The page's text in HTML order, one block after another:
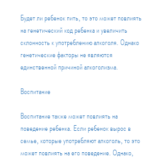
Будет ли ребенок пить, то это может повлиять
на генетический код ребенка и увеличить
склонность к употреблению алкоголя. Однако
генетические факторы не являются
единственной причиной алкоголизма.
Воспитание
Воспитание также может повлиять на
поведение ребенка. Если ребенок вырос в
семье, которые употребляют алкоголь, то это
может повлиять на его поведение. Однако,